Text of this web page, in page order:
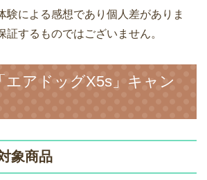
による感想であり個人差がありま
証するものではございません。
エアドッグX5s」キャン
象商品